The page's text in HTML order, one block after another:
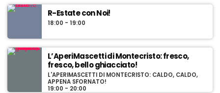
R-Estate con Noi!
18:00 - 19:00
L’AperiMascetti di Montecristo: fresco,
fresco, bello ghiacciato!
L'APERIMASCETTI DI MONTECRISTO: CALDO, CALDO,
APPENA SFORNATO!
19:00 - 20:00